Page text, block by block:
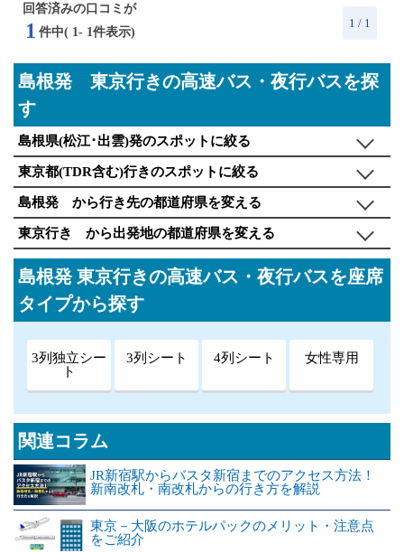
回答済みの口コミが
1 件中( 1- 1件表示)
1 / 1
島根発 東京行きの高速バス・夜行バスを探
す
島根県(松江･出雲)発のスポットに絞る
東京都(TDR含む)行きのスポットに絞る
島根発 から行き先の都道府県を変える
東京行き から出発地の都道府県を変える
島根発 東京行きの高速バス・夜行バスを座席
タイプから探す
3列独立シー
ト
3列シート 4列シート 女性専用
関連コラム
JR新宿駅からバスタ新宿までのアクセス方法！
新南改札・南改札からの行き方を解説
東京－大阪のホテルパックのメリット・注意点
をご紹介